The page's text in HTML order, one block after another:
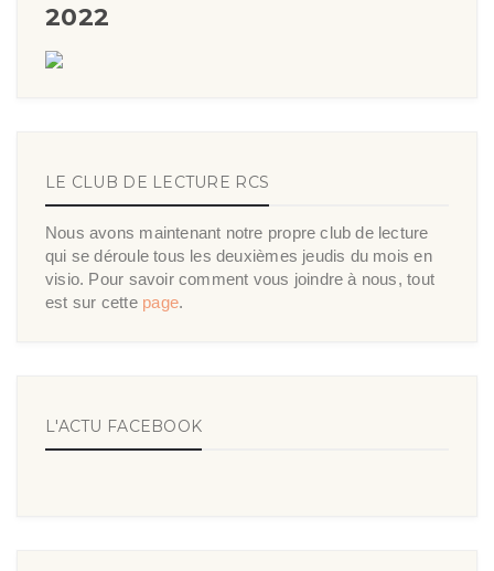
2022
LE CLUB DE LECTURE RCS
Nous avons maintenant notre propre club de lecture
qui se déroule tous les deuxièmes jeudis du mois en
visio. Pour savoir comment vous joindre à nous, tout
est sur cette page.
L'ACTU FACEBOOK